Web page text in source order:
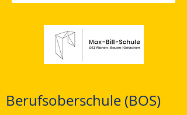
Berufsoberschule (BOS)